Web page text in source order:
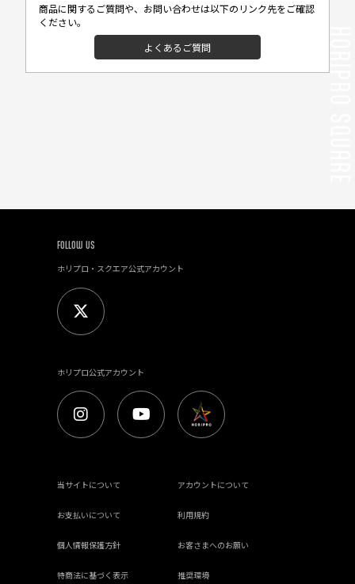
商品に関するご質問や、お問い合わせは以下のリンク先をご確認
ください。
よくあるご質問
FOLLOW US
ホリプロ・スクエア公式アカウント
ホリプロ公式アカウント
当サイトについて アカウントについて
お支払いについて 利用規約
個人情報保護方針 お客さまへのお願い
特商法に基づく表示 推奨環境